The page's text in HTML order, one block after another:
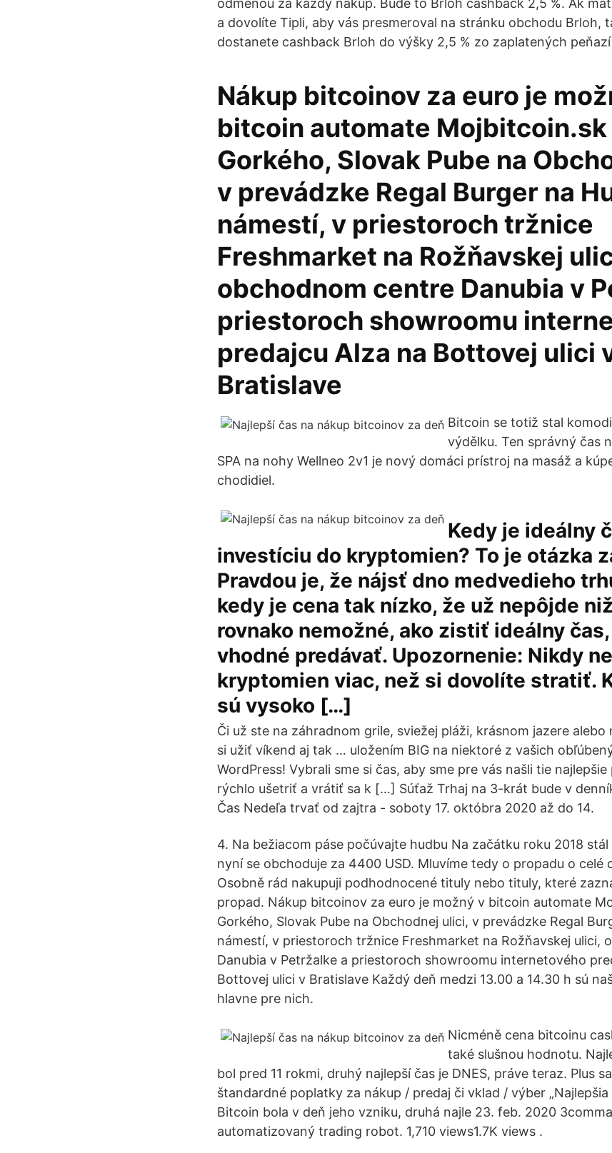
odmenou za každý nákup. Bude to Brloh cashback 2,5 %. Ak
a dovolíte Tipli, aby vás presmeroval na stránku obchodu Brloh,
dostanete cashback Brloh do výšky 2,5 % zo zaplatených
Nákup bitcoinov za euro je
bitcoin automate Mojbitcoin.sk
Gorkého, Slovak Pube na
v prevádzke Regal Burger na
námestí, v priestoroch tržnice
Freshmarket na Rožňavskej
obchodnom centre Danubia v
priestoroch showroomu
predajcu Alza na Bottovej ulici
Bratislave
Bitcoin se totiž stal
výdělku. Ten správný čas
SPA na nohy Wellneo 2v1 je nový domáci prístroj na masáž a
chodidiel.
Kedy je ideálny
investíciu do kryptomien? To je otázka
Pravdou je, že nájsť dno medvedieho
kedy je cena tak nízko, že už nepôjde
rovnako nemožné, ako zistiť ideálny
vhodné predávať. Upozornenie: Nikdy
kryptomien viac, než si dovolíte stratiť.
sú vysoko […]
Či už ste na záhradnom grile, sviežej pláži, krásnom jazere
si užiť víkend aj tak … uložením BIG na niektoré z vašich
WordPress! Vybrali sme si čas, aby sme pre vás našli tie
rýchlo ušetriť a vrátiť sa k […] Súťaž Trhaj na 3-krát bude v
Čas Nedeľa trvať od zajtra - soboty 17. októbra 2020 až do 14.
4. Na bežiacom páse počúvajte hudbu Na začátku roku 2018 stál
nyní se obchoduje za 4400 USD. Mluvíme tedy o propadu o celé
Osobně rád nakupuji podhodnocené tituly nebo tituly, které
propad. Nákup bitcoinov za euro je možný v bitcoin automate
Gorkého, Slovak Pube na Obchodnej ulici, v prevádzke Regal
námestí, v priestoroch tržnice Freshmarket na Rožňavskej ulici,
Danubia v Petržalke a priestoroch showroomu internetového
Bottovej ulici v Bratislave Každý deň medzi 13.00 a 14.30 h sú
hlavne pre nich.
Nicméně cena bitcoinu
také slušnou hodnotu.
bol pred 11 rokmi, druhý najlepší čas je DNES, práve teraz. Plus
štandardné poplatky za nákup / predaj či vklad / výber
Bitcoin bola v deň jeho vzniku, druhá najle 23. feb. 2020
automatizovaný trading robot. 1,710 views1.7K views .